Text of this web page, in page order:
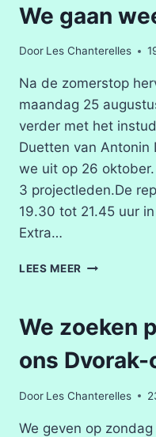
We gaan
Door Les Chanterelles
Na de zomerstop
maandag 25
verder met het
Duetten van Antonin
we uit op 26
3 projectleden.De
19.30 tot 21.45 uur
Extra…
LEES MEER WE
We zoeken
ons
Door Les Chanterelles
We geven op